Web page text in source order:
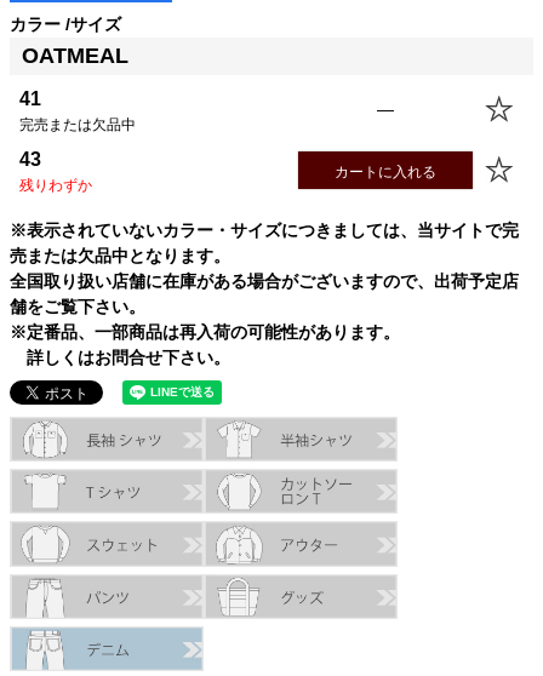
サイズ 身丈
35(XS)
59.5cm
37(S)
39(M)
65.5cm
41(L)
42.0cm
43(XL)
70.5cm
47(USL) 73.5cm 61.0cm60.0cm 45.0cm
カラー サイズ
OATMEAL
41
完売または欠品中
—
43
残りわずか
カートに入れる
※表示されていないカラー・サイズにつきましては、当サイトで完
売または欠品中となります。
全国取り扱い店舗に在庫がある場合がございますので、出荷予定店
舗をご覧下さい。
※定番品、一部商品は再入荷の可能性があります。
詳しくはお問合せ下さい。